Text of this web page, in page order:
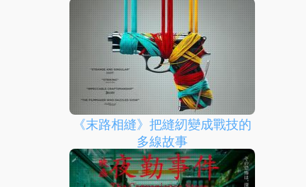
《末路相縫》把縫紉變成戰技的
多線故事